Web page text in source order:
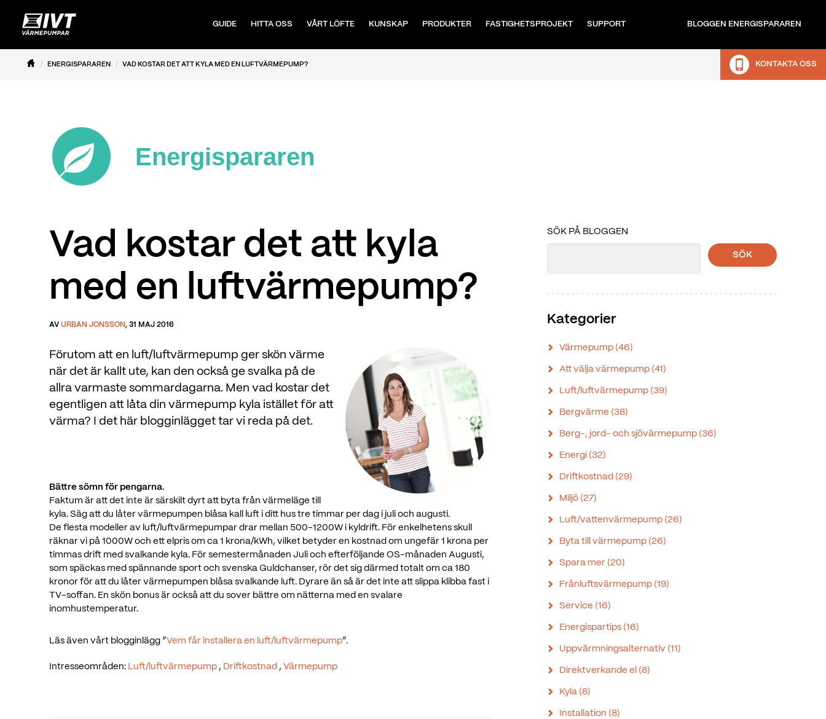
GUIDE HITTA OSS VÅRT LÖFTE KUNSKAP PRODUKTER FASTIGHETSPROJEKT SUPPORT BLOGGEN ENERGISPARAREN
ENERGISPARAREN VAD KOSTAR DET ATT KYLA MED EN LUFTVÄRMEPUMP? KONTAKTA OSS
Energispararen
Vad kostar det att kyla
med en luftvärmepump?
AV URBAN JONSSON, 31 MAJ 2016
Förutom att en luft/luftvärmepump ger skön värme
när det är kallt ute, kan den också ge svalka på de
allra varmaste sommardagarna. Men vad kostar det
egentligen att låta din värmepump kyla istället för att
värma? I det här blogginlägget tar vi reda på det.
Bättre sömn för pengarna.
Faktum är att det inte är särskilt dyrt att byta från värmeläge till
kyla. Säg att du låter värmepumpen blåsa kall luft i ditt hus tre timmar per dag i juli och augusti.
De flesta modeller av luft/luftvärmepumpar drar mellan 500-1200W i kyldrift. För enkelhetens skull
räknar vi på 1000W och ett elpris om ca 1 krona/kWh, vilket betyder en kostnad om ungefär 1 krona per
timmas drift med svalkande kyla. För semestermånaden Juli och efterföljande OS-månaden Augusti,
som späckas med spännande sport och svenska Guldchanser, rör det sig därmed totalt om ca 180
kronor för att du låter värmepumpen blåsa svalkande luft. Dyrare än så är det inte att slippa klibba fast i
TV-soffan. En skön bonus är också att du sover bättre om nätterna med en svalare
inomhustemperatur.
Läs även vårt blogginlägg ” Vem får installera en luft/luftvärmepump”.
Intresseområden: Luft/luftvärmepump , Driftkostnad , Värmepump
SÖK PÅ BLOGGEN
SÖK
Kategorier
Värmepump (46)
Att välja värmepump (41)
Luft/luftvärmepump (39)
Bergvärme (38)
Berg-, jord- och sjövärmepump (36)
Energi (32)
Driftkostnad (29)
Miljö (27)
Luft/vattenvärmepump (26)
Byta till värmepump (26)
Spara mer (20)
Frånluftsvärmepump (19)
Service (16)
Energispartips (16)
Uppvärmningsalternativ (11)
Direktverkande el (8)
Kyla (8)
Installation (8)